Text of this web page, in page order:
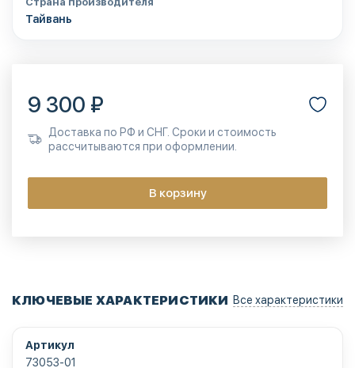
Тайвань
9 300 ₽
Доставка по РФ и СНГ. Сроки и стоимость
рассчитываются при оформлении.
В корзину
КЛЮЧЕВЫЕ ХАРАКТЕРИСТИКИ Все характеристики
Артикул
73053-01